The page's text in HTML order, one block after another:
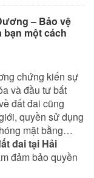
– Bảo vệ
bạn một cách
chứng kiến sự
và đầu tư bất
đất đai cũng
quyền sử dụng
mặt bằng…
đai tại Hải
đảm bảo quyền